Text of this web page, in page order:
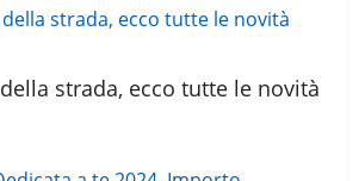
strada, ecco tutte le novità